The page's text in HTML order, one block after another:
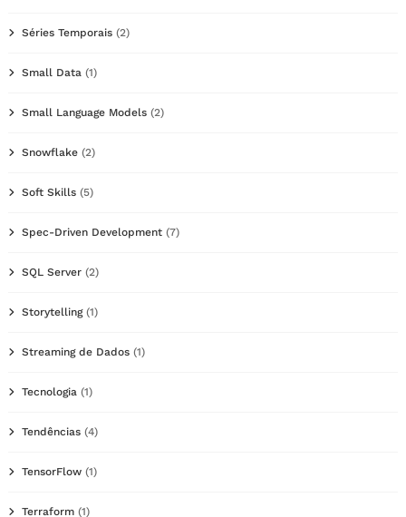
Séries Temporais (2)
Small Data (1)
Small Language Models (2)
Snowflake (2)
Soft Skills (5)
Spec-Driven Development (7)
SQL Server (2)
Storytelling(1)
Streaming de Dados (1)
Tecnologia (1)
Tendências (4)
TensorFlow (1)
Terraform (1)